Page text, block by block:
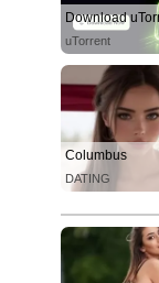
uTorrent
Columbus
DATING